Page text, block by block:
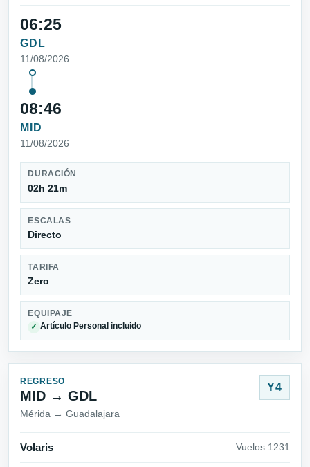
06:25
GDL
11/08/2026
08:46
MID
11/08/2026
DURACIÓN
02h 21m
ESCALAS
Directo
TARIFA
Zero
EQUIPAJE
✓ Artículo Personal incluido
REGRESO
MID → GDL
Mérida → Guadalajara
Y4
Volaris Vuelos 1231